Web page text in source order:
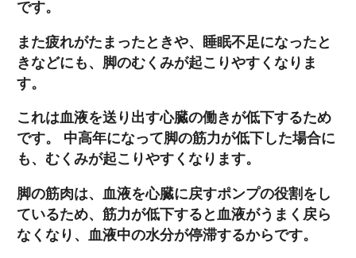
です。
また疲れがたまったときや、睡眠不足になったと
きなどにも、脚のむくみが起こりやすくなりま
す。
これは血液を送り出す心臓の働きが低下するため
です。 中高年になって脚の筋力が低下した場合に
も、むくみが起こりやすくなります。
脚の筋肉は、血液を心臓に戻すポンプの役割をし
ているため、筋力が低下すると血液がうまく戻ら
なくなり、血液中の水分が停滞するからです。